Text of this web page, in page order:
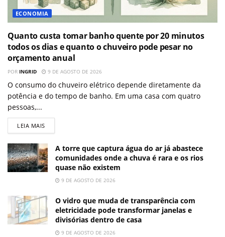
ECONOMIA
Quanto custa tomar banho quente por 20 minutos
todos os dias e quanto o chuveiro pode pesar no
orçamento anual
POR INGRID 9 DE AGOSTO DE 2026
O consumo do chuveiro elétrico depende diretamente da
potência e do tempo de banho. Em uma casa com quatro
pessoas,...
LEIA MAIS
A torre que captura água do ar já abastece
comunidades onde a chuva é rara e os rios
quase não existem
9 DE AGOSTO DE 2026
O vidro que muda de transparência com
eletricidade pode transformar janelas e
divisórias dentro de casa
9 DE AGOSTO DE 2026